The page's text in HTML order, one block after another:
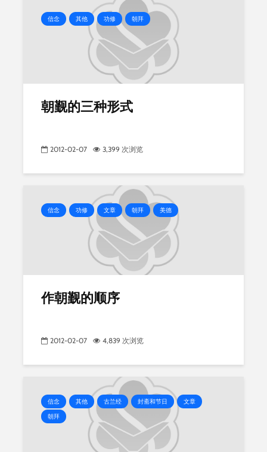
信念 其他 功修 朝拜
朝觐的三种形式
2012-02-07 3,399 次浏览
信念 功修 文章 朝拜 美德
作朝觐的顺序
2012-02-07 4,839 次浏览
信念 其他 古兰经 封斋和节日
文章
朝拜